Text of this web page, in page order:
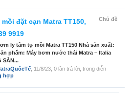
Chủ đề
đặt cạn Matra TT150,
9919
ly tâm tự mồi Matra TT150 Nhà sản xuất:
phẩm: Máy bơm nước thải Matra – Italia
SẴN...
11/8/23 , 0 lần trả lời, trong diễn
hợp